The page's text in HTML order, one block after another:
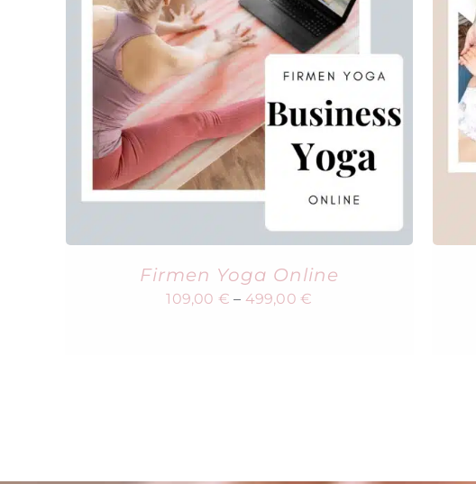
WEIST
VARIANTEN
AUF.
OPTIONEN
DER
WERDEN
Firmen Yoga Online
109,00 € – 499,00€